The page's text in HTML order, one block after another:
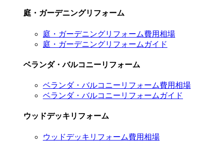
庭・ガーデニングリフォーム
庭・ガーデニングリフォーム費用相場
庭・ガーデニングリフォームガイド
ベランダ・バルコニーリフォーム
ベランダ・バルコニーリフォーム費用相場
ベランダ・バルコニーリフォームガイド
ウッドデッキリフォーム
ウッドデッキリフォーム費用相場